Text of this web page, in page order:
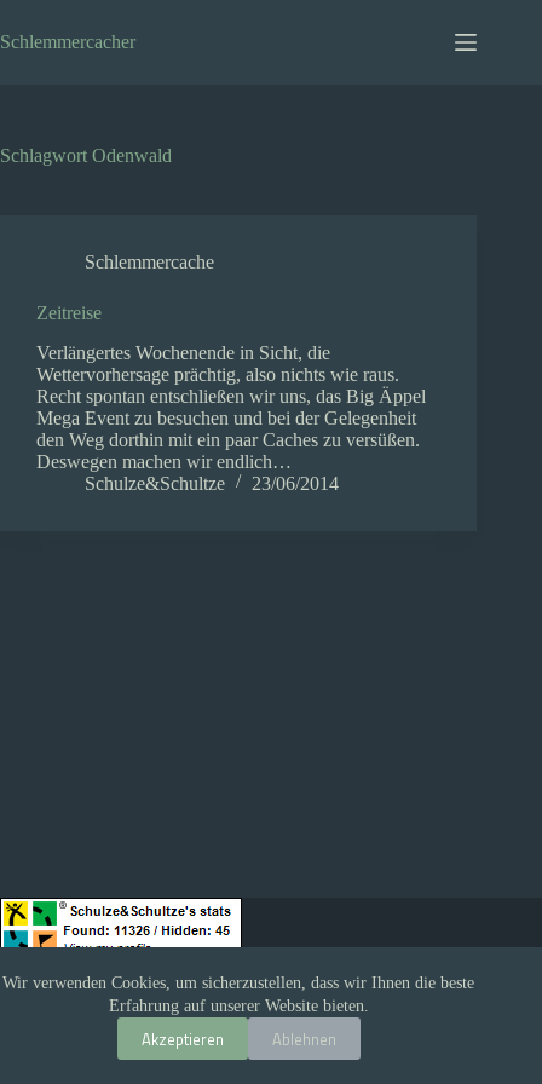
Inhalt
springen
Wir verwenden Cookies, um sicherzustellen, dass wir Ihnen die beste
Erfahrung auf unserer Website bieten.
Akzeptieren Ablehnen
Schlemmercacher
Schlagwort Odenwald
Schlemmercache
Zeitreise
Verlängertes Wochenende in Sicht, die
Wettervorhersage prächtig, also nichts wie raus.
Recht spontan entschließen wir uns, das Big Äppel
Mega Event zu besuchen und bei der Gelegenheit
den Weg dorthin mit ein paar Caches zu versüßen.
Deswegen machen wir endlich…
Schulze&Schultze
23/06/2014
Impressum
Copyright © 2026 - Schlemmercacher - Theme by